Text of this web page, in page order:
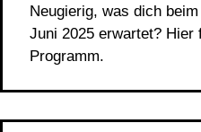
Neugierig, was dich
Juni 2025 erwartet? Hier
Programm.